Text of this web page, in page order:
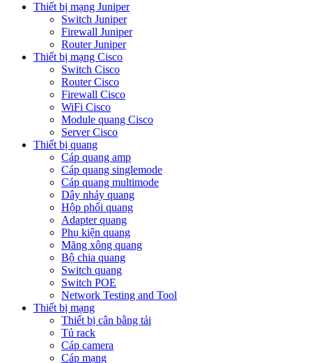
Thiết bị mạng Juniper
Switch Juniper
Firewall Juniper
Router Juniper
Thiết bị mạng Cisco
Switch Cisco
Router Cisco
Firewall Cisco
WiFi Cisco
Module quang Cisco
Server Cisco
Thiết bị quang
Cáp quang amp
Cáp quang singlemode
Cáp quang multimode
Dây nhảy quang
Hộp phối quang
Adapter quang
Phụ kiện quang
Măng xông quang
Bộ chia quang
Switch quang
Switch POE
Network Testing and Tool
Thiết bị mạng
Thiết bị cân bằng tải
Tủ rack
Cáp camera
Cáp mạng